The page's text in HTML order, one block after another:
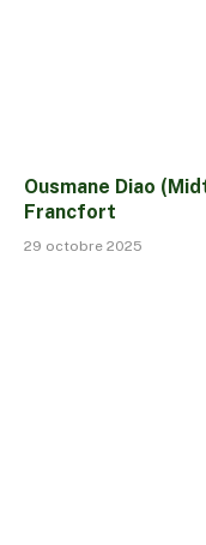
Ousmane Diao
Francfort
29 octobre 2025